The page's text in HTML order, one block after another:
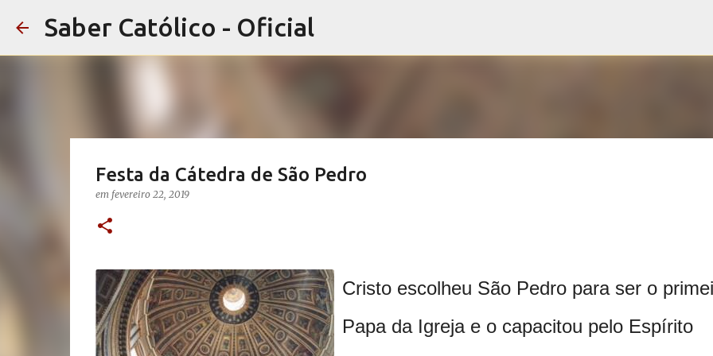
Saber Católico - Oficial
Festa da Cátedra de São Pedro
em fevereiro 22, 2019
Cristo escolheu São Pedro para ser o
Papa da Igreja e o capacitou pelo Espírito